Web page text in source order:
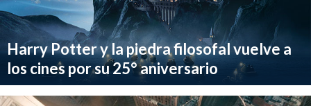
Harry Potter y la piedra filosofal vuelve a
los cines por su 25° aniversario